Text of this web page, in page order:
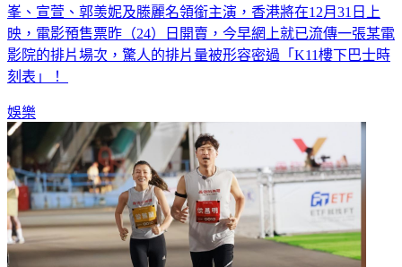
峯、宣萱、郭羡妮及滕麗名領銜主演，香港將在12月31日上
映，電影預售票昨（24）日開賣，今早網上就已流傳一張某電
影院的排片場次，驚人的排片量被形容密過「K11樓下巴士時
刻表」！
娛樂